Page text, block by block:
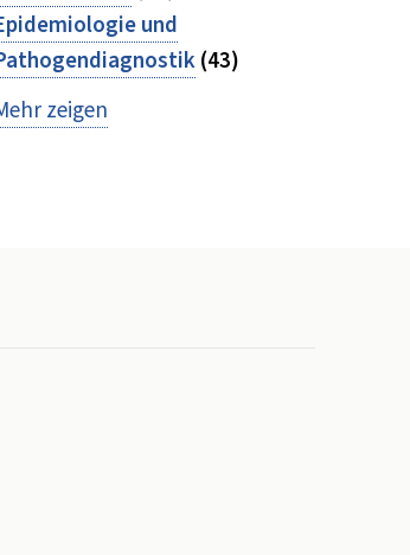
und
(43)
zeigen